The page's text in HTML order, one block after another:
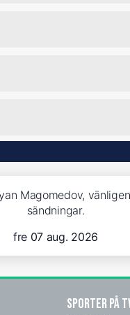
Magomedov,
sändningar.
fre 07 aug. 2026
Sporter på